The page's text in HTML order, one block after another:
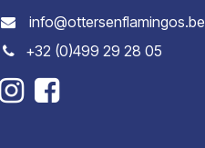
info@ottersenflamingos.be
+32 (0)499 29 28 05